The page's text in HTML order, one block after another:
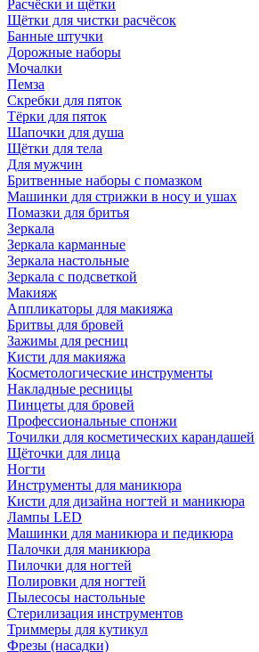
Расчёски и щётки
Щётки для чистки расчёсок
Банные штучки
Дорожные наборы
Мочалки
Пемза
Скребки для пяток
Тёрки для пяток
Шапочки для душа
Щётки для тела
Для мужчин
Бритвенные наборы с помазком
Машинки для стрижки в носу и ушах
Помазки для бритья
Зеркала
Зеркала карманные
Зеркала настольные
Зеркала с подсветкой
Макияж
Аппликаторы для макияжа
Бритвы для бровей
Зажимы для ресниц
Кисти для макияжа
Косметологические инструменты
Накладные ресницы
Пинцеты для бровей
Профессиональные спонжи
Точилки для косметических карандашей
Щёточки для лица
Ногти
Инструменты для маникюра
Кисти для дизайна ногтей и маникюра
Лампы LED
Машинки для маникюра и педикюра
Палочки для маникюра
Пилочки для ногтей
Полировки для ногтей
Пылесосы настольные
Стерилизация инструментов
Триммеры для кутикул
Фрезы (насадки)